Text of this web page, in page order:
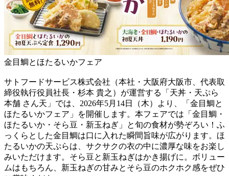
金目鯛とほたるいかフェア
サトフードサービス株式会社（本社・大阪府大阪市、代表取
締役執行役員社長・杉本 貴之）が運営する「天丼・天ぷら
本舗 さん天」では、2026年5月14日（木）より、「金目鯛と
ほたるいかフェア」を開催します。本フェアでは「金目鯛・
ほたるいか・そら豆・新玉ねぎ」と旬の食材が勢ぞろい！ふ
っくらとした金目鯛は口に入れた瞬間旨味が広がります。ほ
たるいかの天ぷらは、サクサクの衣の中に濃厚な味をお楽し
みいただけます。そら豆と新玉ねぎはかき揚げに。ボリュー
ムはもちろん、新玉ねぎの甘みとそら豆のホクホク感をぜひ